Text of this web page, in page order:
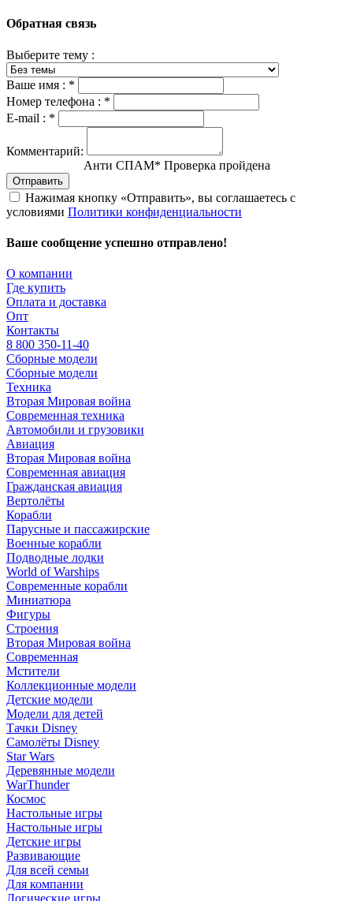
Обратная связь
Выберите тему :
Ваше имя : *
Номер телефона : *
E-mail : *
Комментарий:
Анти СПАМ* Проверка пройдена
Отправить
Нажимая кнопку «Отправить», вы соглашаетесь с
условиями Политики конфиденциальности
Ваше сообщение успешно отправлено!
О компании
Где купить
Оплата и доставка
Опт
Контакты
8 800 350-11-40
Сборные модели
Сборные модели
Техника
Вторая Мировая война
Современная техника
Автомобили и грузовики
Авиация
Вторая Мировая война
Современная авиация
Гражданская авиация
Вертолёты
Корабли
Парусные и пассажирские
Военные корабли
Подводные лодки
World of Warships
Современные корабли
Миниатюра
Фигуры
Строения
Вторая Мировая война
Современная
Мстители
Коллекционные модели
Детские модели
Модели для детей
Тачки Disney
Самолёты Disney
Star Wars
Деревянные модели
WarThunder
Космос
Настольные игры
Настольные игры
Детские игры
Развивающие
Для всей семьи
Для компании
Логические игры